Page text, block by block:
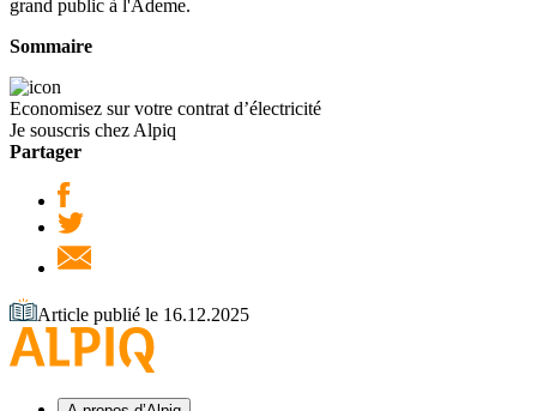
grand public à l'Ademe.
Sommaire
Economisez sur votre contrat d’électricité
Je souscris chez Alpiq
Partager
Article publié le 16.12.2025